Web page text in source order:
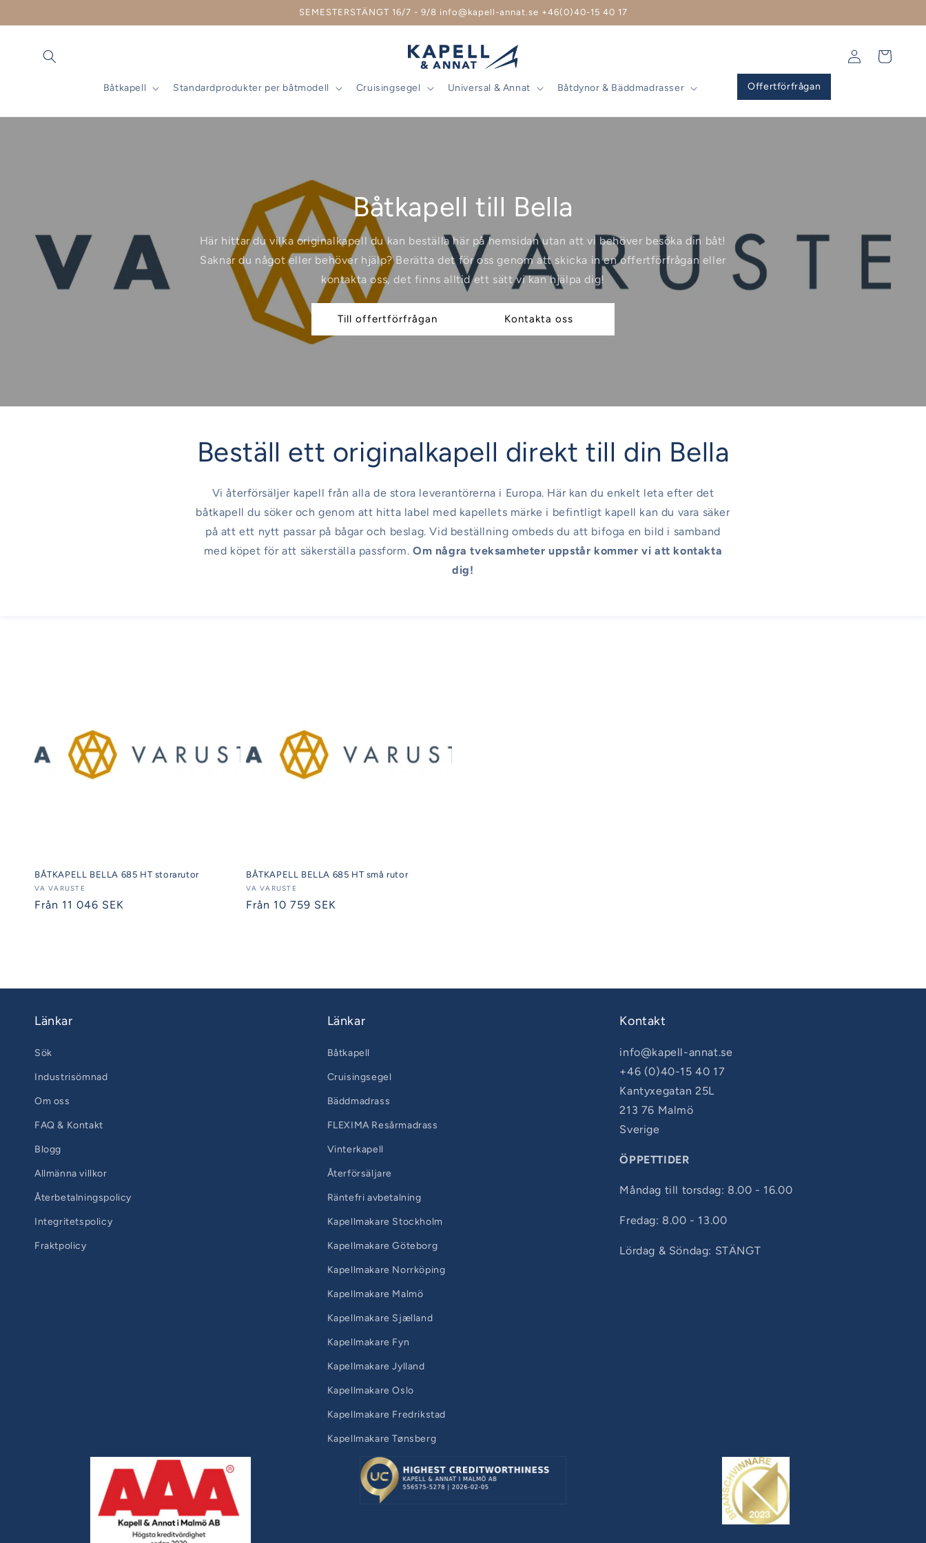
SEMESTERSTÄNGT 16/7 - 9/8 info@kapell-annat.se +46(0)40-15 40 17
Båtkapell Standardprodukter per båtmodell Cruisingsegel Universal & Annat Båtdynor & Bäddmadrasser Offertförfrågan
Logga
Varukorg
Båtkapell till Bella
Här hittar du vilka originalkapell du kan beställa här på hemsidan utan att vi behöver besöka din båt!
Saknar du något eller behöver hjälp? Berätta det för oss genom att skicka in en offertförfrågan eller
kontakta oss, det finns alltid ett sätt vi kan hjälpa dig!
Till offertförfrågan Kontakta oss
Beställ ett originalkapell direkt till din Bella
Vi återförsäljer kapell från alla de stora leverantörerna i Europa. Här kan du enkelt leta efter det
båtkapell du söker och genom att hitta label med kapellets märke i befintligt kapell kan du vara säker
på att ett nytt passar på bågar och beslag. Vid beställning ombeds du att bifoga en bild i samband
med köpet för att säkerställa passform. Om några tveksamheter uppstår kommer vi att kontakta
dig!
BÅTKAPELL BELLA 685 HT storarutor
Säljare:
VA VARUSTE
Ordinarie
Från 11 046 SEK
BÅTKAPELL BELLA 685 HT små rutor
Säljare:
VA VARUSTE
Ordinarie
Från 10 759 SEK
Länkar
Sök
Industrisömnad
Om oss
FAQ & Kontakt
Blogg
Allmänna villkor
Återbetalningspolicy
Integritetspolicy
Fraktpolicy
Länkar
Båtkapell
Cruisingsegel
Bäddmadrass
FLEXIMA Resårmadrass
Vinterkapell
Återförsäljare
Räntefri avbetalning
Kapellmakare Stockholm
Kapellmakare Göteborg
Kapellmakare Norrköping
Kapellmakare Malmö
Kapellmakare Sjælland
Kapellmakare Fyn
Kapellmakare Jylland
Kapellmakare Oslo
Kapellmakare Fredrikstad
Kapellmakare Tønsberg
Kontakt
info@kapell-annat.se
+46 (0)40-15 40 17
Kantyxegatan 25L
213 76 Malmö
Sverige
ÖPPETTIDER
Måndag till torsdag: 8.00 - 16.00
Fredag: 8.00 - 13.00
Lördag & Söndag: STÄNGT